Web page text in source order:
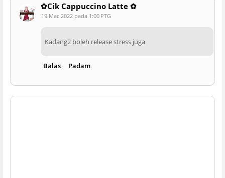
✿Cik Cappuccino Latte ✿
19 Mac 2022 pada 1:00 PTG
Kadang2 boleh release stress juga
Balas Padam